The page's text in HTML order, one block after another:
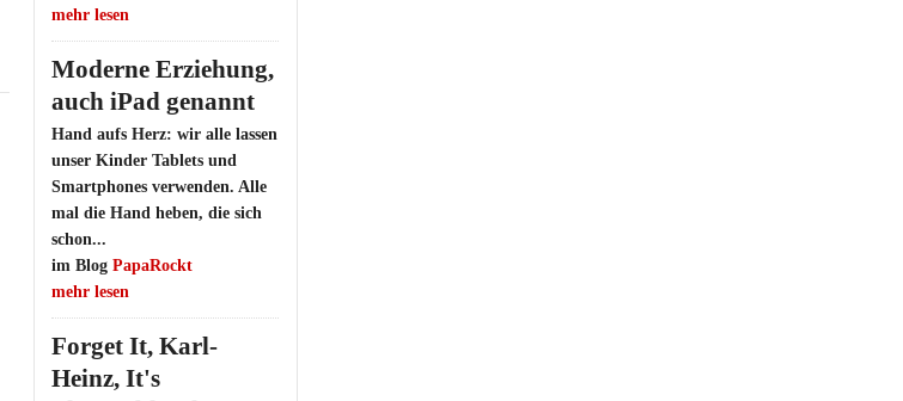
mehr lesen
Moderne Erziehung,
auch iPad genannt
Hand aufs Herz: wir alle lassen
unser Kinder Tablets und
Smartphones verwenden. Alle
mal die Hand heben, die sich
schon...
im Blog PapaRockt
mehr lesen
Forget It, Karl-
Heinz, It's